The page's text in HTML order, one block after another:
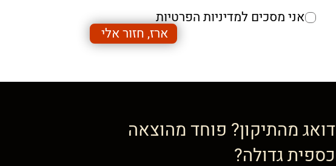
אני מסכים למדיניות הפרטיות
ארז, חזור אלי
דואג מהתיקון? פוחד מהוצאה
כספית גדולה?